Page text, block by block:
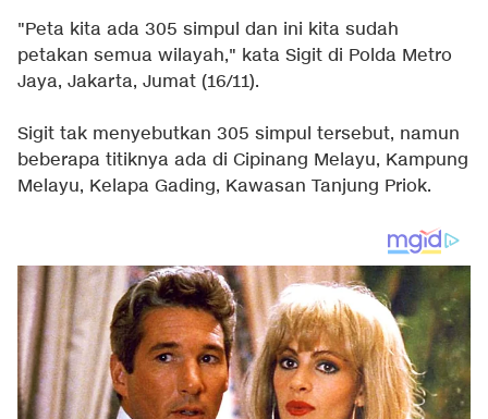
"Peta kita ada 305 simpul dan ini kita sudah
petakan semua wilayah," kata Sigit di Polda Metro
Jaya, Jakarta, Jumat (16/11).
Sigit tak menyebutkan 305 simpul tersebut, namun
beberapa titiknya ada di Cipinang Melayu, Kampung
Melayu, Kelapa Gading, Kawasan Tanjung Priok.